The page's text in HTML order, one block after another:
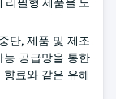
단, 제품 및 제조
능 공급망을 통한
향료와 같은 유해